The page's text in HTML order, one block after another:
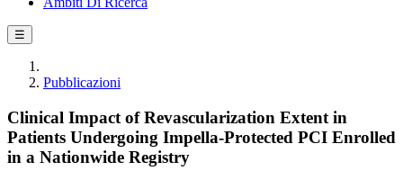
☰
Pubblicazioni
Clinical Impact of Revascularization Extent in
Patients Undergoing Impella-Protected PCI Enrolled
in a Nationwide Registry